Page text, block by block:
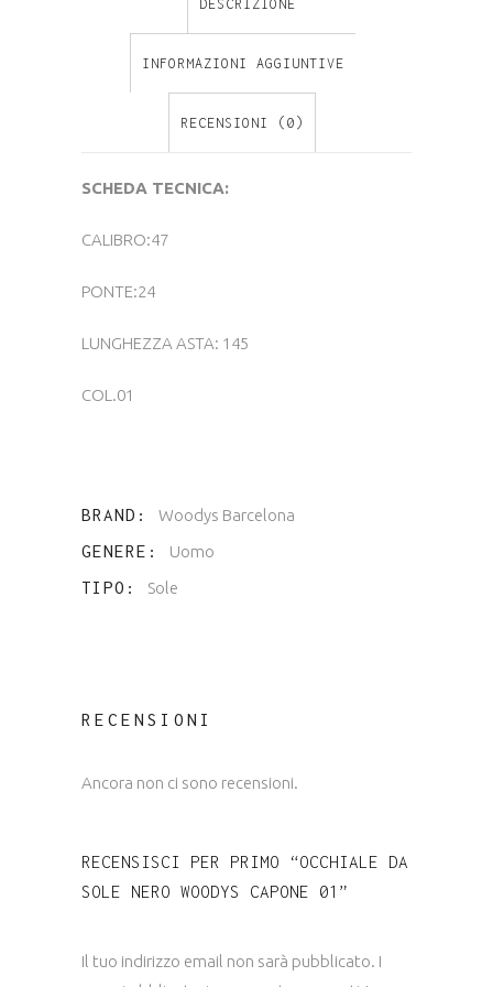
DESCRIZIONE
INFORMAZIONI AGGIUNTIVE
RECENSIONI (0)
SCHEDA TECNICA:
CALIBRO:47
PONTE:24
LUNGHEZZA ASTA: 145
COL.01
BRAND Woodys Barcelona
GENERE Uomo
TIPO Sole
RECENSIONI
Ancora non ci sono recensioni.
RECENSISCI PER PRIMO “OCCHIALE DA
SOLE NERO WOODYS CAPONE 01”
Il tuo indirizzo email non sarà pubblicato. I